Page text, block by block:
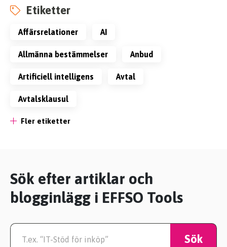
Etiketter
affärsrelationer AI
allmänna bestämmelser anbud
artificiell intelligens avtal
avtalsklausul
Fler etiketter
Sök efter artiklar och
blogginlägg i EFFSO Tools